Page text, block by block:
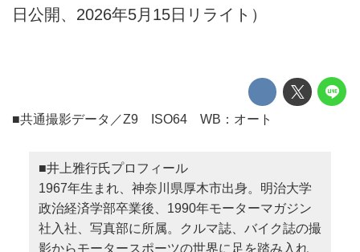
日公開、2026年5月15日リライト）
■共通撮影データ／Z9 ISO64 WB：オート
■井上雅行氏プロフィール
1967年生まれ、神奈川県厚木市出身。明治大学
政治経済学部卒業後、1990年モーターマガジン
社入社、写真部に所属。クルマ誌、バイク誌の撮
影からモータースポーツの世界に足を踏み入れ